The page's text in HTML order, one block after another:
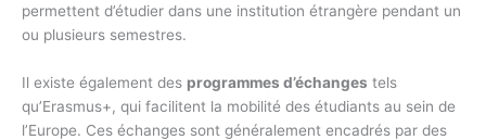
permettent d’étudier dans une institution étrangère pendant un
ou plusieurs semestres.
Il existe également des programmes d’échanges tels
qu’Erasmus+, qui facilitent la mobilité des étudiants au sein de
l’Europe. Ces échanges sont généralement encadrés par des